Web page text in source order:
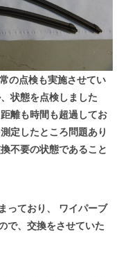
の点検も実施させてい
状態を点検しました
離も時間も超過してお
定したところ問題あり
不要の状態であること
ており、
ワイパーブ
で、交換をさせていた